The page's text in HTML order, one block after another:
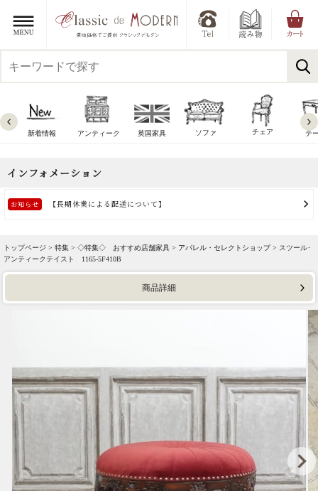
新着情報 アンティーク 英国家具 ソファ チェア テ
トップページ > 特集 > ◇特集◇ おすすめ店舗家具 > アパレル・セレクトショップ> スツール･
アンティークテイスト 1165-5F410B
商品詳細